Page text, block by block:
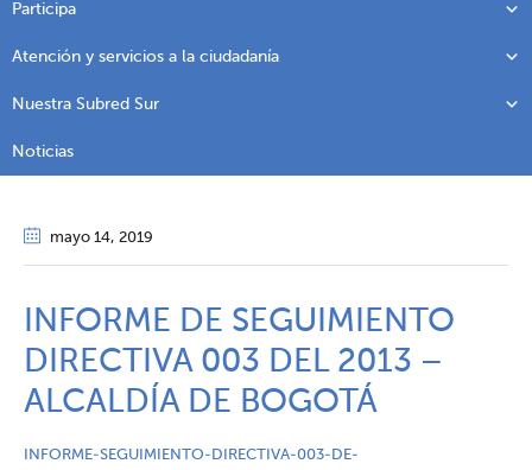
Participa
Atención y servicios a la ciudadanía
Nuestra Subred Sur
Noticias
mayo 14, 2019
INFORME DE SEGUIMIENTO
DIRECTIVA 003 DEL 2013 –
ALCALDÍA DE BOGOTÁ
INFORME-SEGUIMIENTO-DIRECTIVA-003-DE-